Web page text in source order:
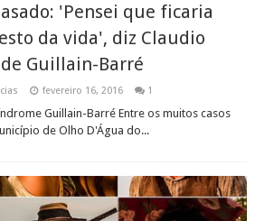
'Pensei que ficaria
da vida', diz Claudio
Guillain-Barré
fevereiro 16, 2016 1
Guillain-Barré Entre os muitos casos
de Olho D'Água do...